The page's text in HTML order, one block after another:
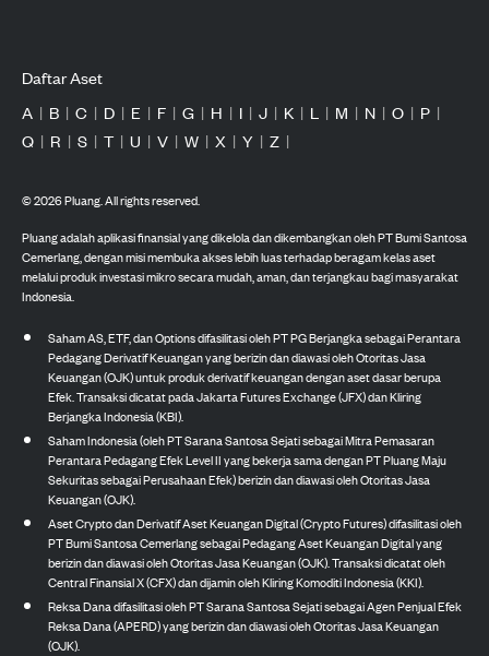
Daftar Aset
A | B | C | D | E | F | G | H | I | J | K | L | M | N | O | P |
Q | R | S | T | U | V | W | X | Y | Z |
©2026Pluang. All rights reserved.
Pluang adalah aplikasi finansial yang dikelola dan dikembangkan oleh PT Bumi Santosa
Cemerlang, dengan misi membuka akses lebih luas terhadap beragam kelas aset
melalui produk investasi mikro secara mudah, aman, dan terjangkau bagi masyarakat
Indonesia.
Saham AS, ETF, dan Options difasilitasi oleh PT PG Berjangka sebagai Perantara
Pedagang Derivatif Keuangan yang berizin dan diawasi oleh Otoritas Jasa
Keuangan (OJK) untuk produk derivatif keuangan dengan aset dasar berupa
Efek. Transaksi dicatat pada Jakarta Futures Exchange (JFX) dan Kliring
Berjangka Indonesia (KBI).
Saham Indonesia (oleh PT Sarana Santosa Sejati sebagai Mitra Pemasaran
Perantara Pedagang Efek Level II yang bekerja sama dengan PT Pluang Maju
Sekuritas sebagai Perusahaan Efek) berizin dan diawasi oleh Otoritas Jasa
Keuangan (OJK).
Aset Crypto dan Derivatif Aset Keuangan Digital (Crypto Futures) difasilitasi oleh
PT Bumi Santosa Cemerlang sebagai Pedagang Aset Keuangan Digital yang
berizin dan diawasi oleh Otoritas Jasa Keuangan (OJK). Transaksi dicatat oleh
Central Finansial X (CFX) dan dijamin oleh Kliring Komoditi Indonesia (KKI).
Reksa Dana difasilitasi oleh PT Sarana Santosa Sejati sebagai Agen Penjual Efek
Reksa Dana (APERD) yang berizin dan diawasi oleh Otoritas Jasa Keuangan
(OJK).